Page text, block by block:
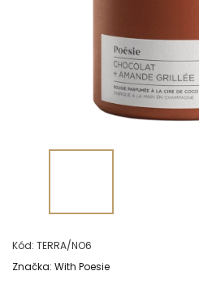
Kód: TERRA/NO6
Značka: With Poesie